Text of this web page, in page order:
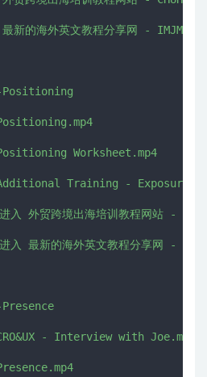
的海外英文教程分享网 -
Worksheet.mp4
Training - Exposure
外贸跨境出海培训教程网站 -
最新的海外英文教程分享网 -
- Interview with Joe.mp4